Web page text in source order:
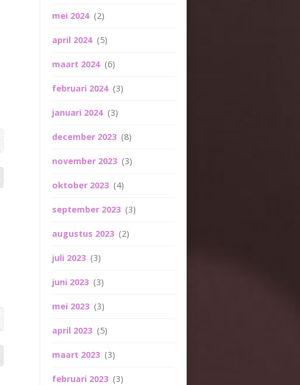
mei 2024 (2)
april 2024 (5)
maart 2024 (6)
februari 2024 (3)
januari 2024 (3)
december 2023 (8)
november 2023 (3)
oktober 2023 (4)
september 2023 (3)
augustus 2023 (2)
juli 2023 (3)
juni 2023 (3)
mei 2023 (3)
april 2023 (5)
maart 2023 (3)
februari 2023 (3)